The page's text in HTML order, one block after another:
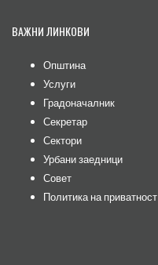
ВАЖНИ ЛИНКОВИ
Општина
Услуги
Градоначалник
Секретар
Сектори
Урбани заедници
Совет
Политика на приватност